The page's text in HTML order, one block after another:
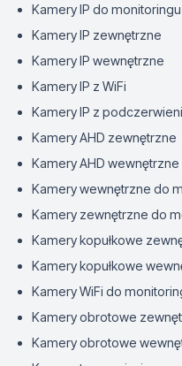
Kamery IP do monitoringu
Kamery IP zewnętrzne
Kamery IP wewnętrzne
Kamery IP z WiFi
Kamery IP z
Kamery AHD zewnętrzne
Kamery AHD wewnętrzne
Kamery wewnętrzne do
Kamery zewnętrzne do
Kamery kopułkowe
Kamery kopułkowe
Kamery WiFi do
Kamery obrotowe
Kamery obrotowe